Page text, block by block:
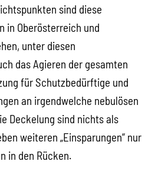
sind diese
in Oberösterreich und
unter diesen
das Agieren der gesamten
für Schutzbedürftige und
an irgendwelche nebulösen
Deckelung sind nichts als
weiteren „Einsparungen“ nur
in den Rücken.